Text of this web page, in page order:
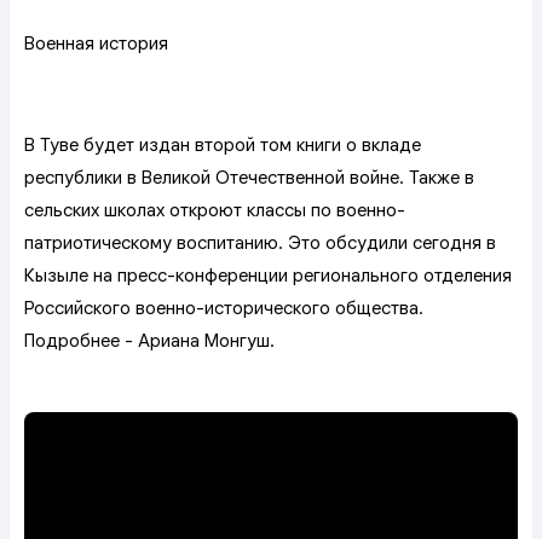
Военная история
В Туве будет издан второй том книги о вкладе
республики в Великой Отечественной войне. Также в
сельских школах откроют классы по военно-
патриотическому воспитанию. Это обсудили сегодня в
Кызыле на пресс-конференции регионального отделения
Российского военно-исторического общества.
Подробнее - Ариана Монгуш.